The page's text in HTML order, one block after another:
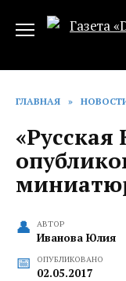
ГЛАВНАЯ »
АВТОР
Иванова Юлия
ОПУБЛИКОВАНО
02.05.2017